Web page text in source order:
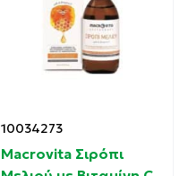
10034273
Macrovita Σιρόπι